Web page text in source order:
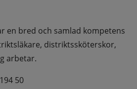
en bred och samlad kompetens
distriktssköterskor,
arbetar.
50